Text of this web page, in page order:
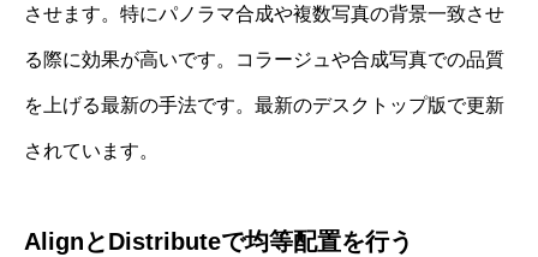
させます。特にパノラマ合成や複数写真の背景一致させ
る際に効果が高いです。コラージュや合成写真での品質
を上げる最新の手法です。最新のデスクトップ版で更新
されています。
AlignとDistributeで均等配置を行う